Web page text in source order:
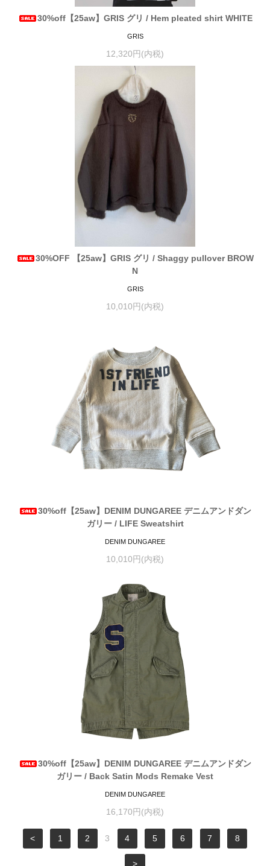
30%off【25aw】GRIS グリ / Hem pleated shirt WHITE
GRIS
12,320円(内税)
30%OFF 【25aw】GRIS グリ / Shaggy pullover BROW
N
GRIS
10,010円(内税)
30%off【25aw】DENIM DUNGAREE デニムアンドダン
ガリー / LIFE Sweatshirt
DENIM DUNGAREE
10,010円(内税)
30%off【25aw】DENIM DUNGAREE デニムアンドダン
ガリー / Back Satin Mods Remake Vest
DENIM DUNGAREE
16,170円(内税)
< 1 2 3 4 5 6 7 8
>